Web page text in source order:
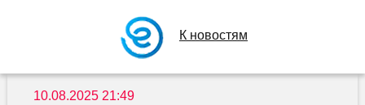
К новостям
10.08.2025 21:49